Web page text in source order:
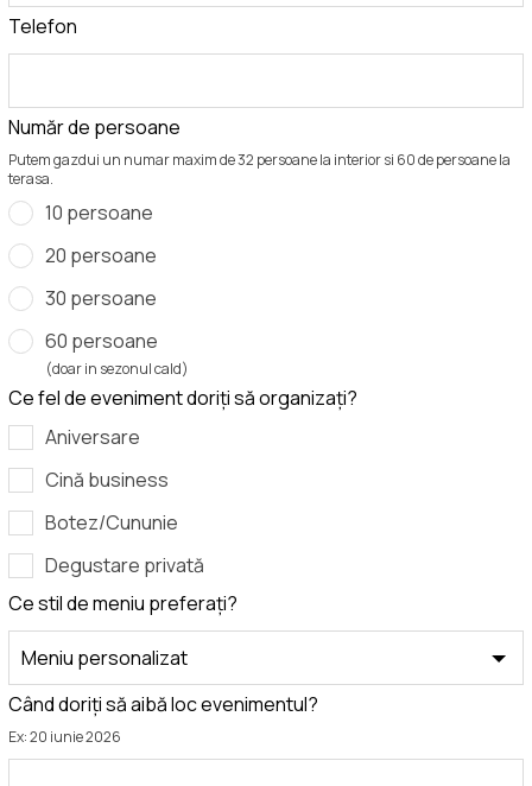
Telefon
Număr de persoane
Putem gazdui un numar maxim de 32 persoane la interior si 60 de persoane la
terasa.
10 persoane
20 persoane
30 persoane
60 persoane
(doar in sezonul cald)
Ce fel de eveniment doriți să organizați?
Aniversare
Cină business
Botez/Cununie
Degustare privată
Ce stil de meniu preferați?
Când doriți să aibă loc evenimentul?
Ex: 20 iunie 2026